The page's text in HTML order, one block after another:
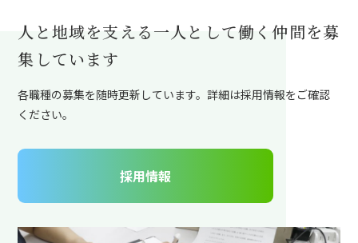
人と地域を支える一人として働く仲間を募
集しています
各職種の募集を随時更新しています。詳細は採用情報をご確認
ください。
採用情報